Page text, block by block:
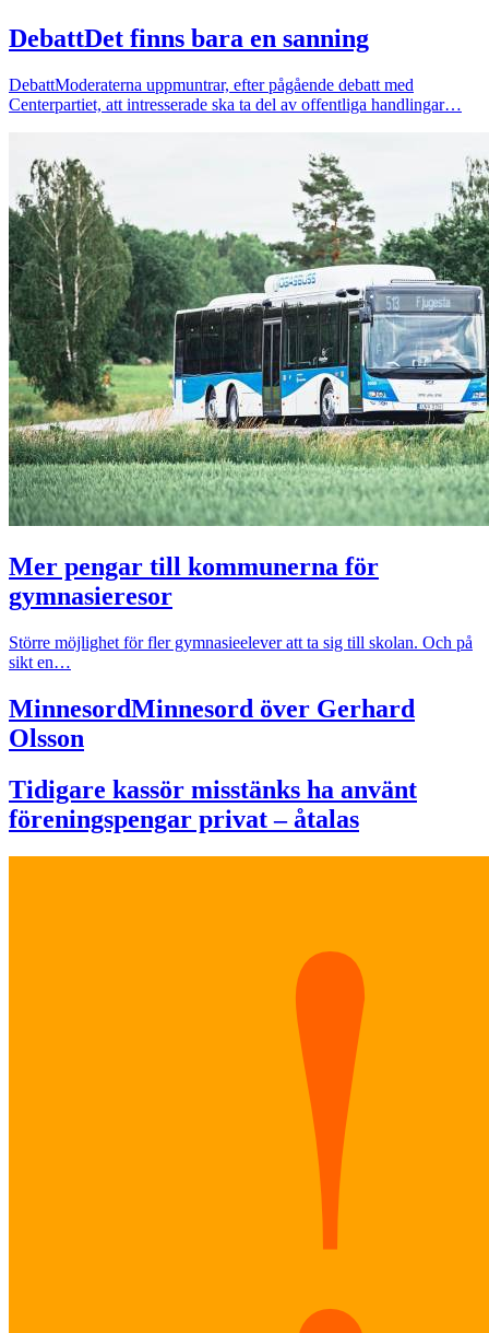
DebattDet finns bara en sanning
DebattModeraterna uppmuntrar, efter pågående debatt med
Centerpartiet, att intresserade ska ta del av offentliga handlingar…
Mer pengar till kommunerna för
gymnasieresor
Större möjlighet för fler gymnasieelever att ta sig till skolan. Och på
sikt en…
MinnesordMinnesord över Gerhard
Olsson
Tidigare kassör misstänks ha använt
föreningspengar privat – åtalas